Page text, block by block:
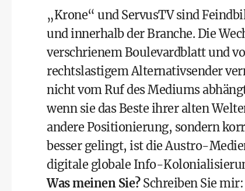
„Krone“ und ServusTV sind
und innerhalb der Branche. Die
verschrienem Boulevardblatt und
rechtslastigem Alternativsender
nicht vom Ruf des Mediums
wenn sie das Beste ihrer alten
andere Positionierung, sondern
besser gelingt, ist die Austro-
digitale globale Info-
Was meinen Sie?Schreiben Sie mir: